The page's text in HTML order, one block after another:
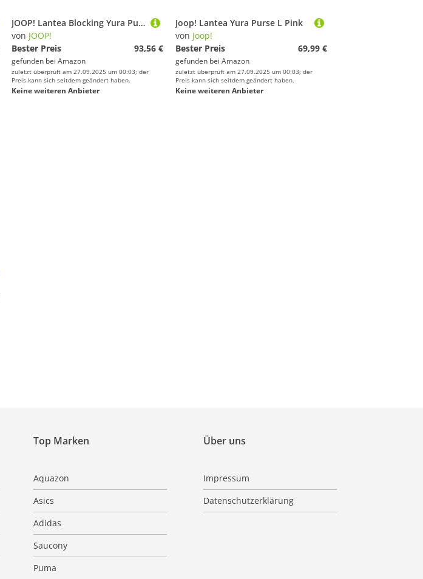
JOOP! Lantea Blocking Yura Purse L Pink
von JOOP!
Bester Preis
93,56 €
gefunden bei Amazon
zuletzt überprüft am 27.09.2025 um 00:03; der
Preis kann sich seitdem geändert haben.
Keine weiteren Anbieter
Joop! Lantea Yura Purse L Pink
von Joop!
Bester Preis
69,99 €
gefunden bei Amazon
zuletzt überprüft am 27.09.2025 um 00:03; der
Preis kann sich seitdem geändert haben.
Keine weiteren Anbieter
Über uns
Impressum
Datenschutzerklärung
Top Marken
Aquazon
Asics
Adidas
Saucony
Puma